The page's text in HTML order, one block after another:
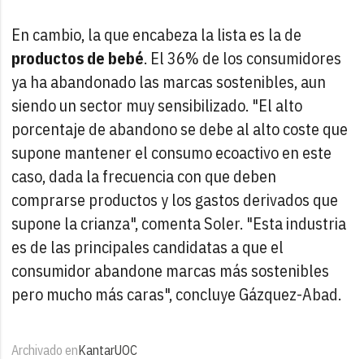
En cambio, la que encabeza la lista es la de
productos de bebé. El 36% de los consumidores
ya ha abandonado las marcas sostenibles, aun
siendo un sector muy sensibilizado. "El alto
porcentaje de abandono se debe al alto coste que
supone mantener el consumo ecoactivo en este
caso, dada la frecuencia con que deben
comprarse productos y los gastos derivados que
supone la crianza", comenta Soler. "Esta industria
es de las principales candidatas a que el
consumidor abandone marcas más sostenibles
pero mucho más caras", concluye Gázquez-Abad.
Archivado enKantarUOC